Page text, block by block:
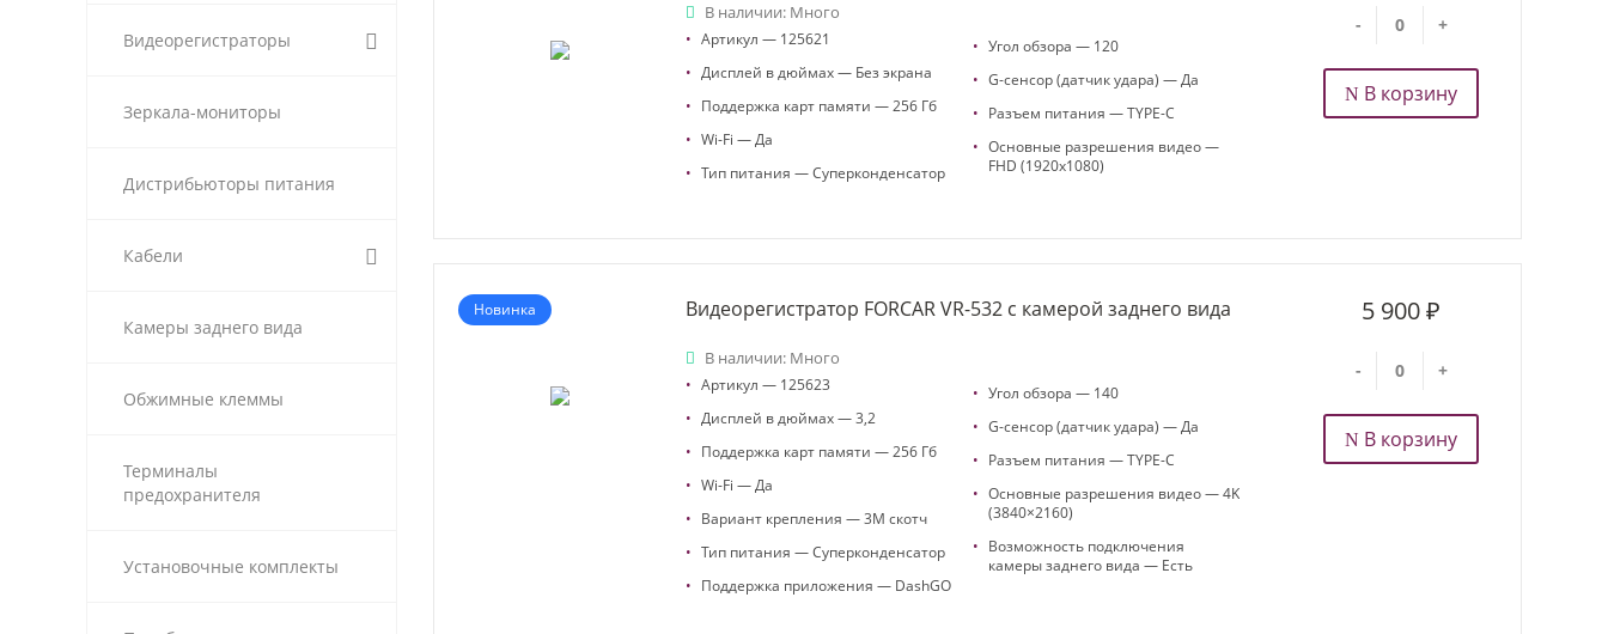
Видеорегистраторы
Зеркала-мониторы
Дистрибьюторы питания
Кабели
Камеры заднего вида
Обжимные клеммы
Терминалы
предохранителя
Установочные комплекты
- +
В корзину
В наличии: Много
• Артикул — 125621
• Дисплей в дюймах — Без экрана
• Поддержка карт памяти — 256 Гб
• Wi-Fi — Да
• Тип питания — Суперконденсатор
• Угол обзора — 120
• G-сенсор (датчик удара) — Да
• Разъем питания — TYPE-C
• Основные разрешения видео —
FHD (1920x1080)
Новинка 5 900 ₽
- +
В корзину
Видеорегистратор FORCAR VR-532 с камерой заднего вида
В наличии: Много
• Артикул — 125623
• Дисплей в дюймах — 3,2
• Поддержка карт памяти — 256 Гб
• Wi-Fi — Да
• Вариант крепления — 3М скотч
• Тип питания — Суперконденсатор
• Поддержка приложения — DashGO
• Угол обзора — 140
• G-сенсор (датчик удара) — Да
• Разъем питания — TYPE-C
• Основные разрешения видео — 4K
(3840×2160)
• Возможность подключения
камеры заднего вида — Есть